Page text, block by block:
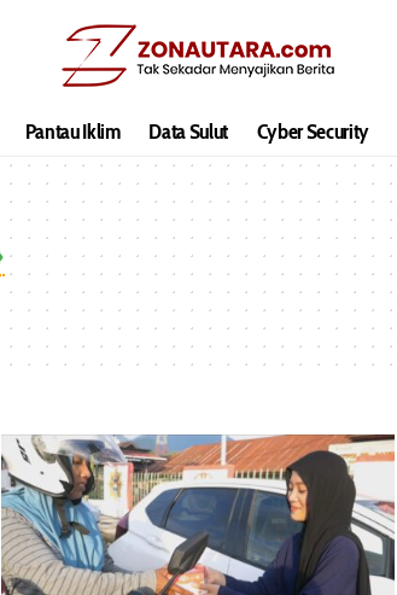
Pantau Iklim Data Sulut Cyber Security